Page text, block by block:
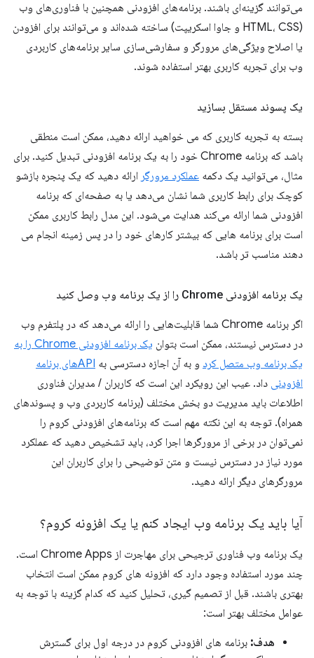
می‌توانند گزینه‌ای باشند. برنامه‌های افزودنی همچنین با فناوری‌های وب
(HTML، CSS و جاوا اسکریپت) ساخته شده‌اند و می‌توانند برای افزودن
یا اصلاح ویژگی‌های مرورگر و سفارشی‌سازی سایر برنامه‌های کاربردی
وب برای تجربه کاربری بهتر استفاده شوند.
یک پسوند مستقل بسازید
بسته به تجربه کاربری که می خواهید ارائه دهید، ممکن است منطقی
باشد که برنامه Chrome خود را به یک برنامه افزودنی تبدیل کنید. برای
مثال، می‌توانید یک دکمه عملکرد مرورگر ارائه دهید که یک پنجره بازشو
کوچک برای رابط کاربری شما نشان می‌دهد یا به صفحه‌ای که برنامه
افزودنی شما ارائه می‌کند هدایت می‌شود. این مدل رابط کاربری ممکن
است برای برنامه هایی که بیشتر کارهای خود را در پس زمینه انجام می
دهند مناسب تر باشد.
یک برنامه افزودنی Chrome را از یک برنامه وب وصل کنید
اگر برنامه Chrome شما قابلیت‌هایی را ارائه می‌دهد که در پلتفرم وب
در دسترس نیستند، ممکن است بتوان
یک برنامه افزودنی Chrome را به
یک برنامه وب متصل کرد و به آن اجازه دسترسی به
APIهای برنامه
افزودنی داد. عیب این رویکرد این است که کاربران / مدیران فناوری
اطلاعات باید مدیریت دو بخش مختلف (برنامه کاربردی وب و پسوندهای
همراه). توجه به این نکته مهم است که برنامه‌های افزودنی کروم را
نمی‌توان در برخی از مرورگرها اجرا کرد، باید تشخیص دهید که عملکرد
مورد نیاز در دسترس نیست و متن توضیحی را برای کاربران این
مرورگرهای دیگر ارائه دهید.
آیا باید یک برنامه وب ایجاد کنم یا یک افزونه کروم؟
یک برنامه وب فناوری ترجیحی برای مهاجرت از Chrome Apps است.
چند مورد استفاده وجود دارد که افزونه های کروم ممکن است انتخاب
بهتری باشند. قبل از تصمیم گیری، تحلیل کنید که کدام گزینه با توجه به
عوامل مختلف بهتر است:
هدف: برنامه های افزودنی کروم در درجه اول برای گسترش